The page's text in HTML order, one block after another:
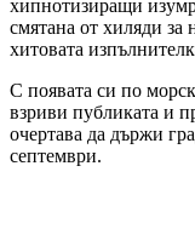
хипнотизиращи
смятана от хиляди
хитовата
​С появата си по
взриви публиката и
очертава да държи
септември.